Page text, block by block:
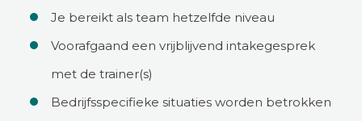
Je bereikt als team hetzelfde niveau
Voorafgaand een vrijblijvend intakegesprek
met de trainer(s)
Bedrijfsspecifieke situaties worden betrokken